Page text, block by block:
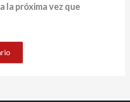
la próxima vez que